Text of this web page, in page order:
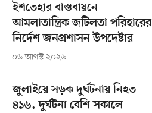
ইশতেহার বাস্তবায়নে
আমলাতান্ত্রিক জটিলতা পরিহারের
নির্দেশ জনপ্রশাসন উপদেষ্টার
০৬ আগস্ট ২০২৬
জুলাইয়ে সড়ক দুর্ঘটনায় নিহত
৪১৬, দুর্ঘটনা বেশি সকালে